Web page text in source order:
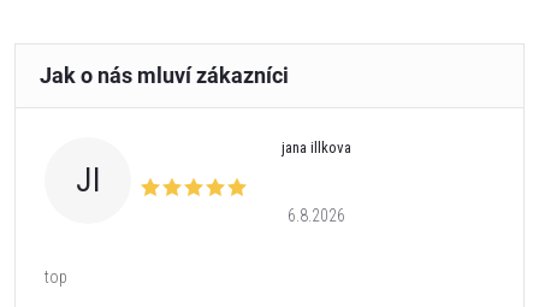
JI
jana illkova
6.8.2026
top